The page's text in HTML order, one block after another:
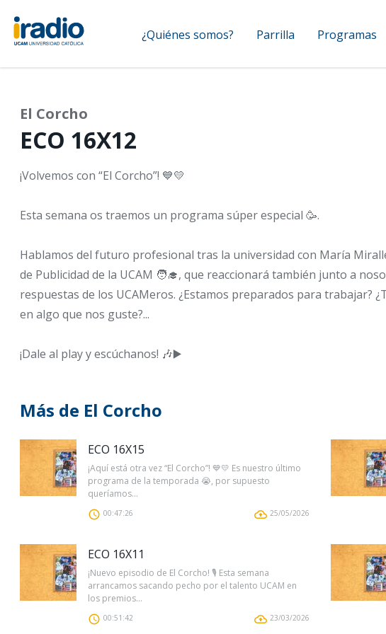
contenido
principal
Navegación
principal
¿Quiénes somos? Parrilla Programas
El Corcho
ECO 16X12
¡Volvemos con “El Corcho”! 💙💛
Esta semana os traemos un programa súper especial 🥳.
Hablamos del futuro profesional tras la universidad con María
de Publicidad de la UCAM 🧑‍🎓, que reaccionará también junto a
respuestas de los UCAMeros. ¿Estamos preparados para trabajar?
en algo que nos guste?...
¡Dale al play y escúchanos! 🎶▶️
Más de El Corcho
ECO 16X15
¡Aquí está otra vez “El Corcho”! 💙💛 Es nuestro último
programa de la temporada 😭, por supuesto
queríamos...
00:47:26 25/05/2026
ECO 16X11
¡Nuevo episodio de El Corcho! 🎙️ Esta semana
arrancamos sacando pecho por el talento UCAM en
los premios...
00:51:42 23/03/2026